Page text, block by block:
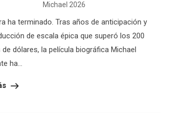
Michael 2026
ha terminado. Tras años de anticipación y
de escala épica que superó los 200
dólares, la película biográfica Michael
ha...